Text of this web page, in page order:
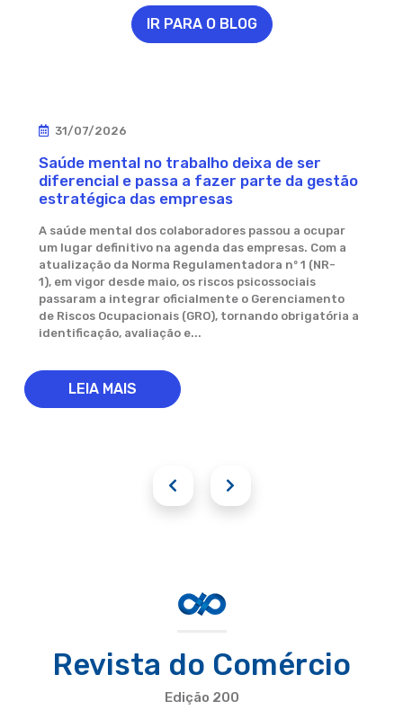
IR PARA O BLOG
31/07/2026
Saúde mental no trabalho deixa de ser
diferencial e passa a fazer parte da gestão
estratégica das empresas
A saúde mental dos colaboradores passou a ocupar
um lugar definitivo na agenda das empresas. Com a
atualização da Norma Regulamentadora nº 1 (NR-
1), em vigor desde maio, os riscos psicossociais
passaram a integrar oficialmente o Gerenciamento
de Riscos Ocupacionais (GRO), tornando obrigatória a
identificação, avaliação e...
LEIA MAIS
Revista do Comércio
Edição 200